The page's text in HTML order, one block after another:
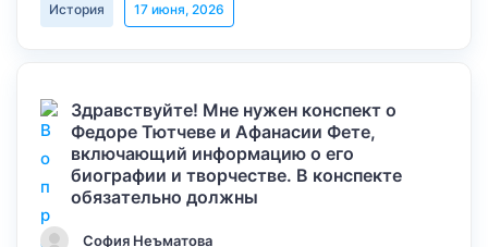
История 17 июня, 2026
Здравствуйте! Мне нужен конспект о
Федоре Тютчеве и Афанасии Фете,
включающий информацию о его
биографии и творчестве. В конспекте
обязательно должны
София Неъматова